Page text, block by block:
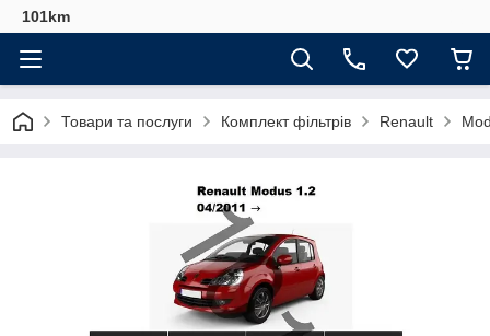
101km
Товари та послуги Комплект фільтрів Renault